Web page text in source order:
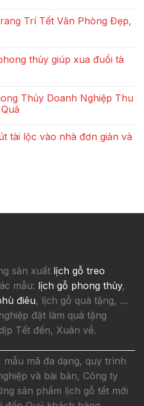
Trí Tết Văn Phòng Đẹp,
thủy giúp xua đuổi tà
Thủy Doanh Nghiệp Thu
tài lộc vào nhà đơn giản và
sản xuất lịch gỗ treo
mẫu: lịch gỗ phong thủy,
điêu, lịch gỗ quà tặng, …
đặt làm quà tặng
Tết đến, Xuân về.
mã đa dạng, quy trình
và bài bản, Công ty
sản phẩm lịch gỗ tết mới